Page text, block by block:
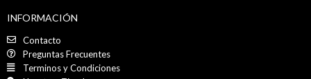
INFORMACIÓN
Contacto
Preguntas Frecuentes
Terminos y Condiciones